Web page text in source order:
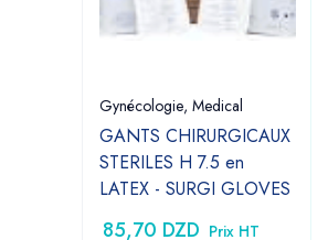
Gynécologie, Medical
GANTS CHIRURGICAUX
STERILES H 7.5 en
LATEX - SURGI GLOVES
85,70 DZD Prix HT